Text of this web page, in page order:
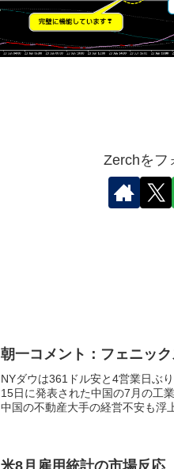
Zerchをフ
朝一コメント：フェニック
NYダウは361ドル安と4営業日ぶ
15日に発表された中国の7月の工
中国の不動産大手の経営不安も浮
米8月雇用統計の市場反応